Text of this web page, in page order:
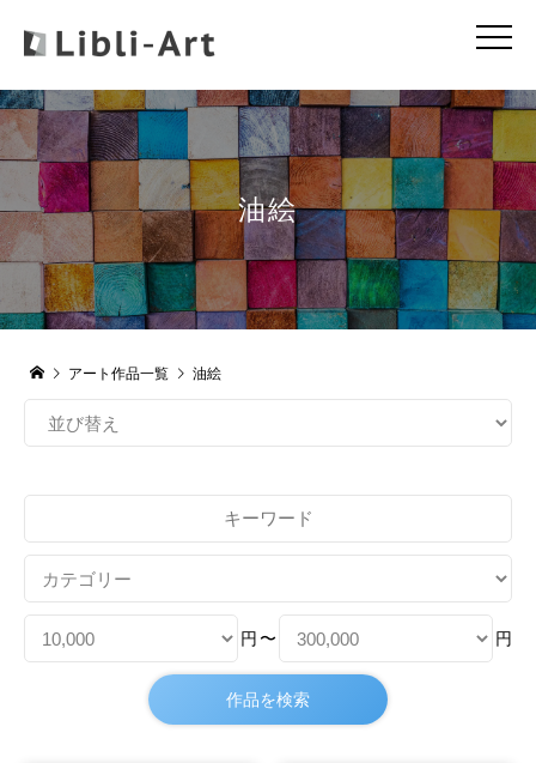
油絵
アート作品一覧 油絵
円 〜 円